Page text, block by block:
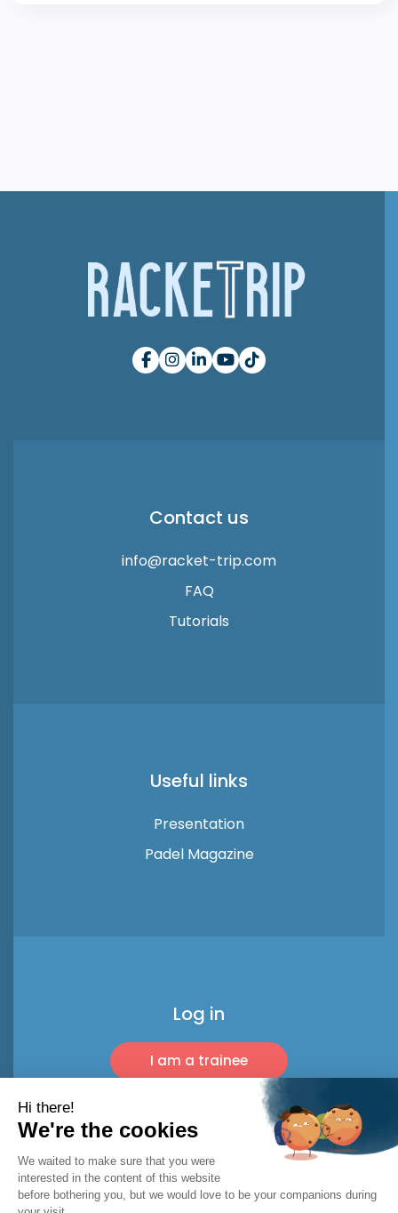
Contact us
info@racket-trip.com
FAQ
Tutorials
Useful links
Presentation
Padel Magazine
Log in
I am a trainee